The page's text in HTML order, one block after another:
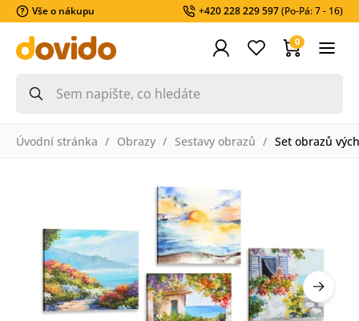
Vše o nákupu +420 228 229 597(Po-Pá: 7 - 16)
0
Úvodní stránka Obrazy Sestavy obrazů Set obrazů